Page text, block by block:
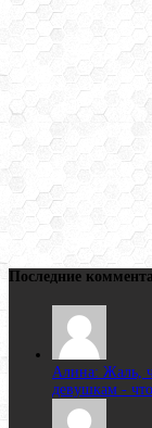
Последние
Алина: Жаль,
девушкам -